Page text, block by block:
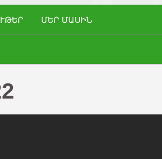
ՄԵՐ ՄԱՍԻՆ